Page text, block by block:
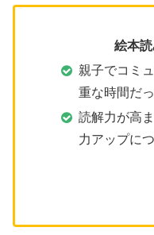
絵本
親子でコミ
重な時間だ
読解力が高
力アップに